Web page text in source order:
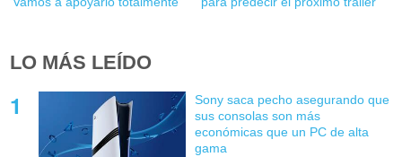
LO MÁS LEÍDO
Sony saca pecho asegurando que
sus consolas son más
económicas que un PC de alta
gama